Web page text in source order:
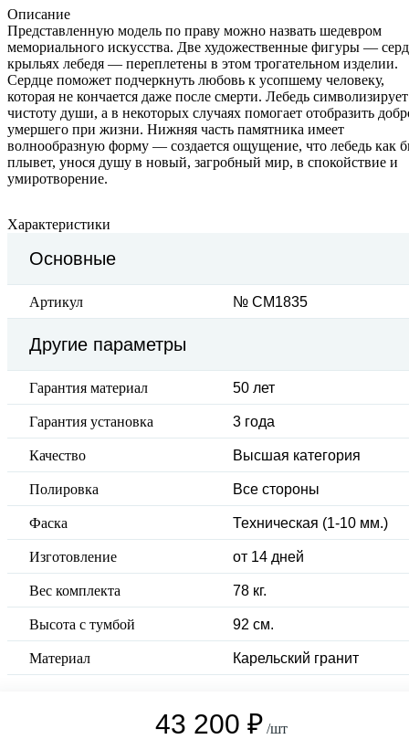
Описание
Представленную модель по праву можно назвать шедевром
мемориального искусства. Две художественные фигуры —
крыльях лебедя — переплетены в этом трогательном изделии.
Сердце поможет подчеркнуть любовь к усопшему человеку,
которая не кончается даже после смерти. Лебедь символизирует
чистоту души, а в некоторых случаях помогает отобразить
умершего при жизни. Нижняя часть памятника имеет
волнообразную форму — создается ощущение, что лебедь как
плывет, унося душу в новый, загробный мир, в спокойствие и
умиротворение.
Характеристики
Основные
Артикул № CM1835
Другие параметры
Гарантия материал 50 лет
Гарантия установка 3 года
Качество Высшая категория
Полировка Все стороны
Фаска Техническая (1-10 мм.)
Изготовление от 14 дней
Вес комплекта 78 кг.
Высота с тумбой 92 см.
Материал Карельский гранит
43 200 ₽ /шт